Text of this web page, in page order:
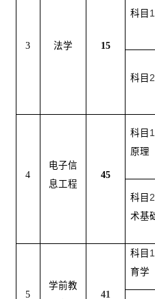
3 法学 15
科目 1
科目 2
4
电子信
息工程
45
科目 1
原理
科目 2
术基
5
学前教
41
科目 1
育学